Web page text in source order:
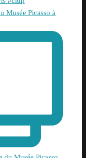
Musée Picasso à